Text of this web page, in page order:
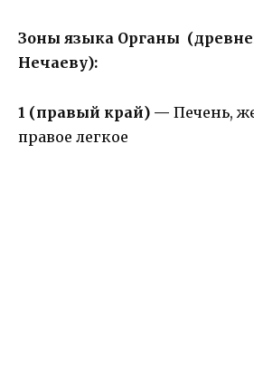
Зоны языка Органы
Нечаеву):
1 (правый край) — Печень,
правое легкое